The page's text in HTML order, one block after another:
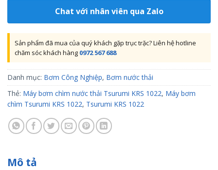
Chat với nhân viên qua Zalo
Sản phẩm đã mua của quý khách gặp trục trặc? Liên hệ hotline
chăm sóc khách hàng 0972 567 688
Danh mục: Bơm Công Nghiệp, Bơm nước thải
Thẻ: Máy bơm chìm nước thải Tsurumi KRS 1022, Máy bơm
chìm Tsurumi KRS 1022, Tsurumi KRS 1022
Mô tả